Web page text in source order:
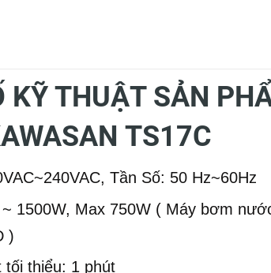
KỸ THUẬT SẢN
TS17C
Tần Số: 50 Hz~60Hz
1500W, Max 750W ( Máy bơm
)
tối thiểu: 1 phút